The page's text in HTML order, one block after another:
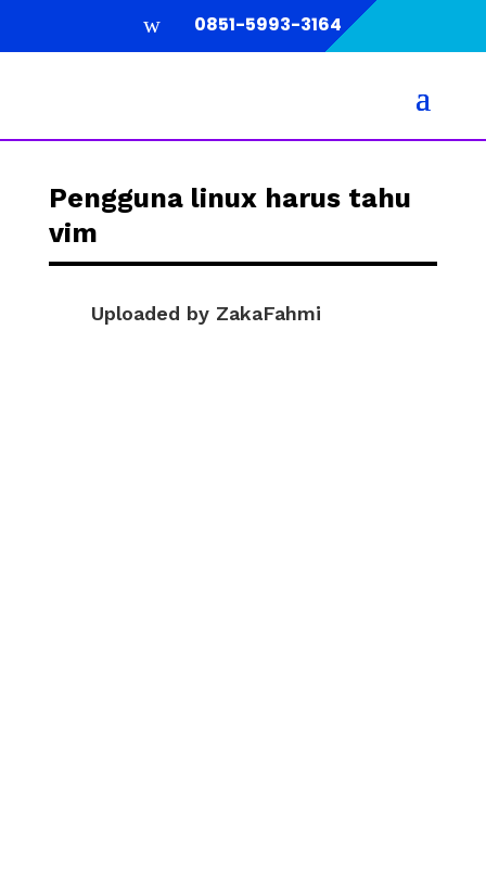
w 0851-5993-3164
Pengguna linux harus tahu
vim
Uploaded by ZakaFahmi